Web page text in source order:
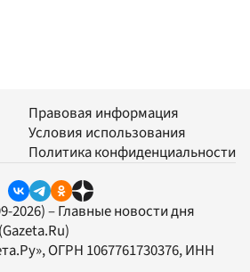
Правовая информация
Условия использования
Политика конфиденциальности
2026) – Главные новости дня
(Gazeta.Ru)
, ОГРН 1067761730376, ИНН